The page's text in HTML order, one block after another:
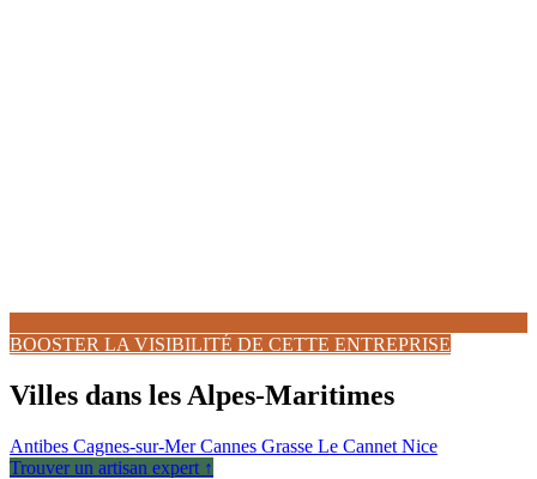
BOOSTER LA VISIBILITÉ DE CETTE ENTREPRISE
Villes dans les Alpes-Maritimes
Antibes Cagnes-sur-MerCannes Grasse Le Cannet Nice
Trouver un artisan expert ↑